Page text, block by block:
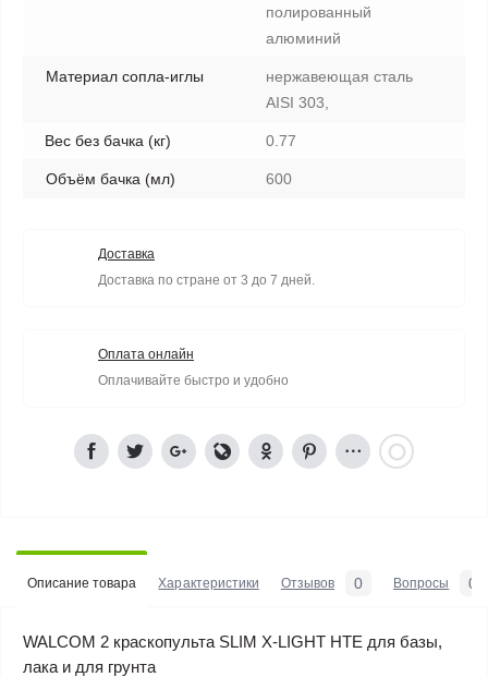
полированный
алюминий
Материал сопла-иглы
нержавеющая сталь
AISI 303,
Вес без бачка (кг) 0.77
Объём бачка (мл) 600
Доставка
Доставка по стране от 3 до 7 дней.
Оплата онлайн
Оплачивайте быстро и удобно
Описание товара Характеристики Отзывов 0 Вопросы 0
WALCOM 2 краскопульта SLIM X-LIGHT HTE для базы,
лака и для грунта